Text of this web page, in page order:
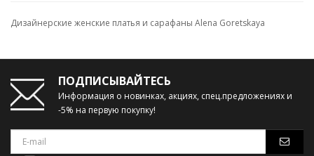
Дизайнерские женские платья и сарафаны Alena Goretskaya
ПОДПИСЫВАЙТЕСЬ
Информация о новинках, акциях, спец.предложениях и
-5% на первую покупку!